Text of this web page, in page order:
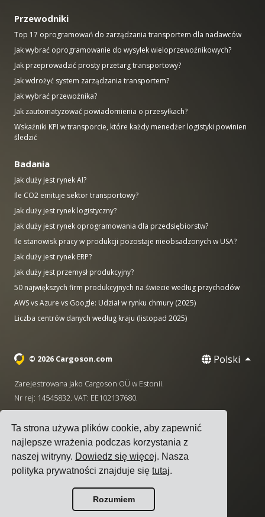
Ta strona używa plików cookie, aby zapewnić
najlepsze wrażenia podczas korzystania z
naszej witryny. Dowiedz się więcej. Nasza
polityka prywatności znajduje siętutaj.
Rozumiem
Przewodniki
Top 17 oprogramowań do zarządzania transportem dla nadawców
Jak wybrać oprogramowanie do wysyłek wieloprzewoźnikowych?
Jak przeprowadzić prosty przetarg transportowy?
Jak wdrożyć system zarządzania transportem?
Jak wybrać przewoźnika?
Jak zautomatyzować powiadomienia o przesyłkach?
Wskaźniki KPI w transporcie, które każdy menedżer logistyki powinien
śledzić
Badania
Jak duży jest rynek AI?
Ile CO2 emituje sektor transportowy?
Jak duży jest rynek logistyczny?
Jak duży jest rynek oprogramowania dla przedsiębiorstw?
Ile stanowisk pracy w produkcji pozostaje nieobsadzonych w USA?
Jak duży jest rynek ERP?
Jak duży jest przemysł produkcyjny?
50 największych firm produkcyjnych na świecie według przychodów
AWS vs Azure vs Google: Udział w rynku chmury (2025)
Liczba centrów danych według kraju (listopad 2025)
© 2026 Cargoson.com Polski
Zarejestrowana jako Cargoson OÜ w Estonii.
Nr rej: 14545832. VAT: EE102137680.
+372 5555 0028 · hello@cargoson.com
Warunki korzystania z usługi|Polityka Prywatności
Polityka plików cookie